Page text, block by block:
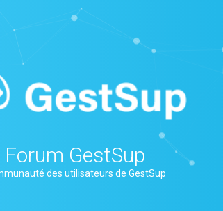
Forum GestSup
des utilisateurs de GestSup